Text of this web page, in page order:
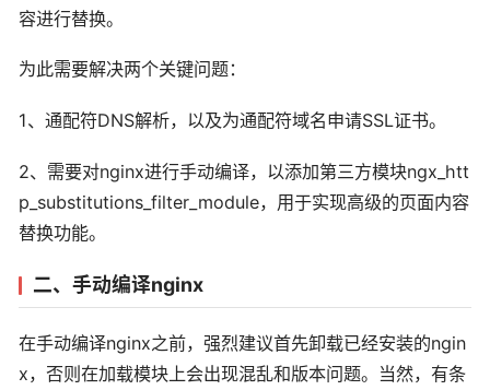
容进行替换。
为此需要解决两个关键问题：
1、通配符DNS解析，以及为通配符域名申请SSL证书。
2、需要对nginx进行手动编译，以添加第三方模块ngx_htt
p_substitutions_filter_module，用于实现高级的页面内容
替换功能。
二、手动编译nginx
在手动编译nginx之前，强烈建议首先卸载已经安装的ngin
x，否则在加载模块上会出现混乱和版本问题。当然，有条